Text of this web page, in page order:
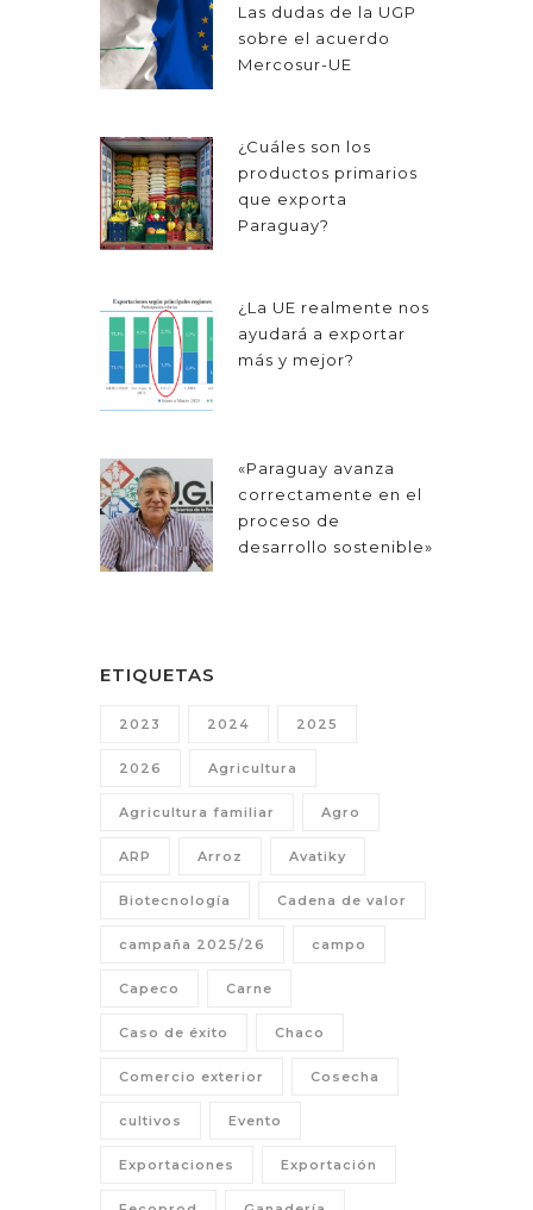
Las dudas de la UGP
sobre el acuerdo
Mercosur-UE
¿Cuáles son los
productos primarios
que exporta
Paraguay?
¿La UE realmente nos
ayudará a exportar
más y mejor?
«Paraguay avanza
correctamente en el
proceso de
desarrollo sostenible»
ETIQUETAS
2023 2024 2025
2026 Agricultura
Agricultura familiar Agro
ARP Arroz Avatiky
Biotecnología Cadena de valor
campaña 2025/26 campo
Capeco Carne
Caso de éxito Chaco
Comercio exterior Cosecha
cultivos Evento
Exportaciones Exportación